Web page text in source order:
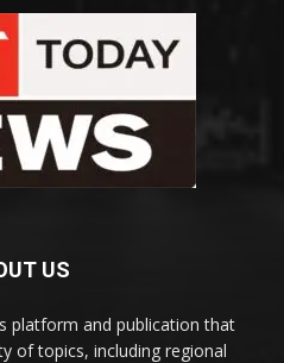
US
platform and publication that
of topics, including regional